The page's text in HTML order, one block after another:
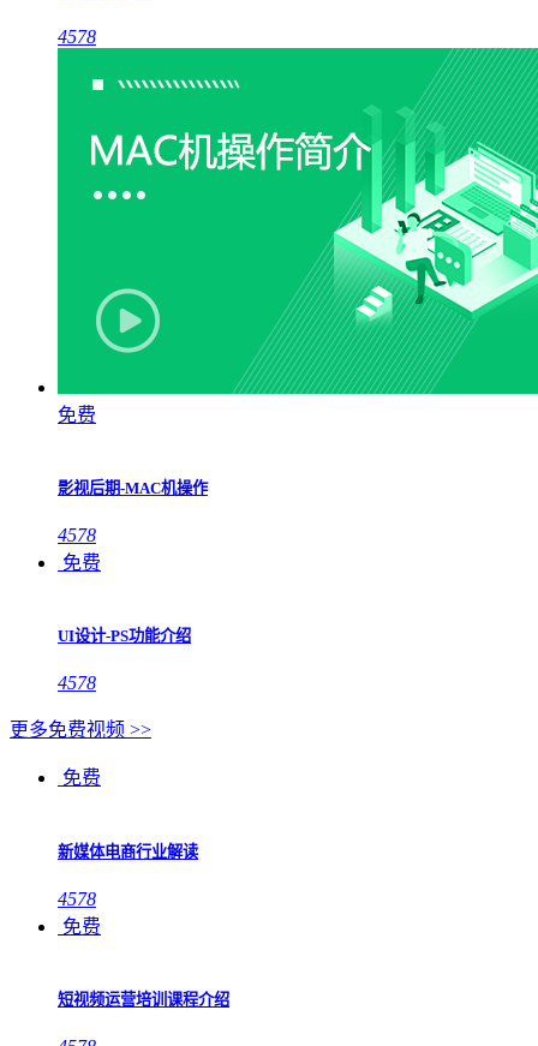
4578
免费
影视后期-MAC机操作
4578
免费
UI设计-PS功能介绍
4578
更多免费视频 >>
免费
新媒体电商行业解读
4578
免费
短视频运营培训课程介绍